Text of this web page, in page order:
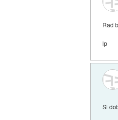
Rad
lp
Si